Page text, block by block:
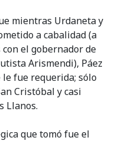
mientras Urdaneta y
a cabalidad (a
el gobernador de
Arismendi), Páez
fue requerida; sólo
Cristóbal y casi
Llanos.
que tomó fue el